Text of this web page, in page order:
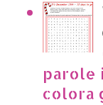
parole
colora